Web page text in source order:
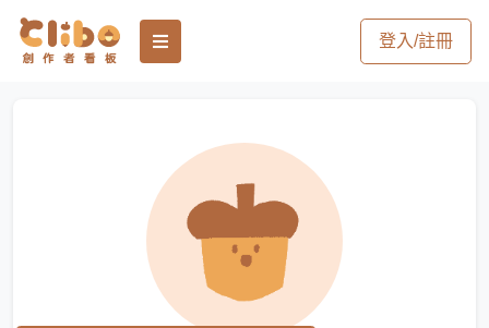
登入/註冊